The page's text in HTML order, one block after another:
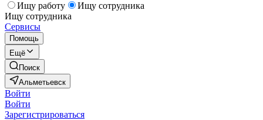
Ищу работу
Ищу сотрудника
Ищу сотрудника
Сервисы
Помощь
Ещё
Поиск
Альметьевск
Войти
Войти
Зарегистрироваться